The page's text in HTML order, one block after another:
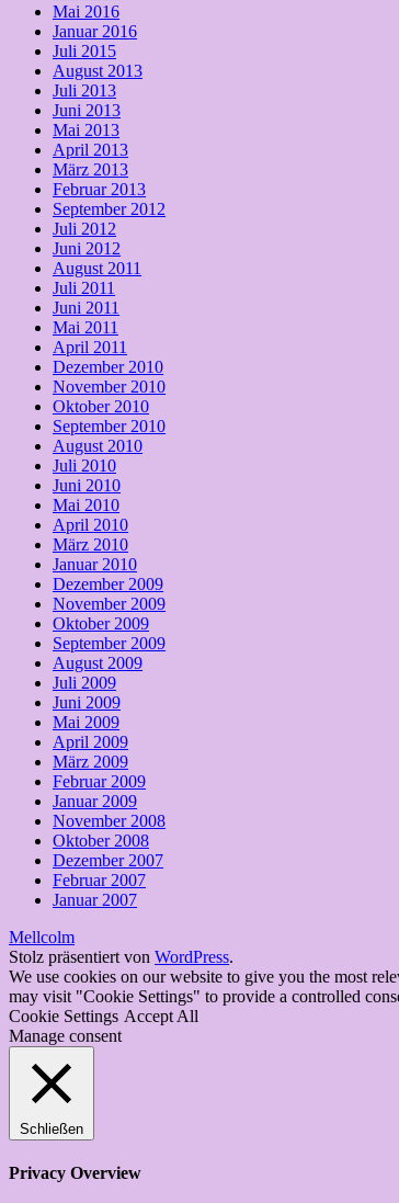
Mai 2016
Januar 2016
Juli 2015
August 2013
Juli 2013
Juni 2013
Mai 2013
April 2013
März 2013
Februar 2013
September 2012
Juli 2012
Juni 2012
August 2011
Juli 2011
Juni 2011
Mai 2011
April 2011
Dezember 2010
November 2010
Oktober 2010
September 2010
August 2010
Juli 2010
Juni 2010
Mai 2010
April 2010
März 2010
Januar 2010
Dezember 2009
November 2009
Oktober 2009
September 2009
August 2009
Juli 2009
Juni 2009
Mai 2009
April 2009
März 2009
Februar 2009
Januar 2009
November 2008
Oktober 2008
Dezember 2007
Februar 2007
Januar 2007
Mellcolm
Stolz präsentiert von WordPress.
We use cookies on our website to give you the most
may visit "Cookie Settings" to provide a controlled
Cookie Settings Accept All
Manage consent
Schließen
Privacy Overview